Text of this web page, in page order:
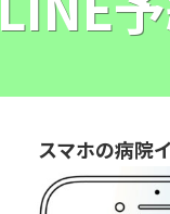
スマホの病院